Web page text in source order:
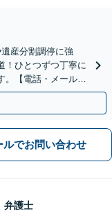
産分割調停に強
！ひとつずつ丁寧に
【電話・メール相
能】
ルでお問い合わせ
弁護士